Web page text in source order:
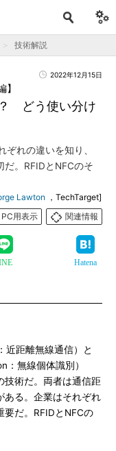
技術解説
2022年12月15日
？ どう使い分け
】
ぞれの違いを知り、
。RFIDとNFCのそ
Lawton ，TechTarget]
PC用表示
関連情報
Hatena
距離無線通信）と
：無線個体識別）
技術だ。両者は通信距
ある。企業はそれぞれ
だ。RFIDとNFCの